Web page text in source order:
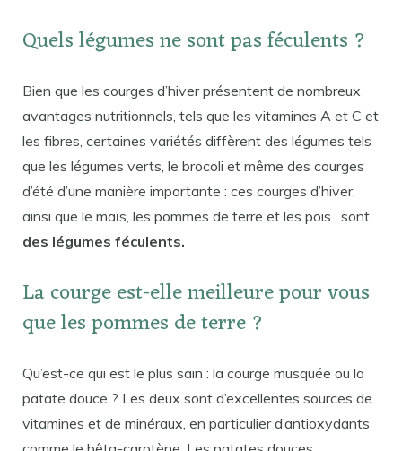
Quels légumes ne sont pas féculents ?
Bien que les courges d’hiver présentent de nombreux
avantages nutritionnels, tels que les vitamines A et C et
les fibres, certaines variétés diffèrent des légumes tels
que les légumes verts, le brocoli et même des courges
d’été d’une manière importante : ces courges d’hiver,
ainsi que le maïs, les pommes de terre et les pois , sont
des légumes féculents.
La courge est-elle meilleure pour vous
que les pommes de terre ?
Qu’est-ce qui est le plus sain : la courge musquée ou la
patate douce ? Les deux sont d’excellentes sources de
vitamines et de minéraux, en particulier d’antioxydants